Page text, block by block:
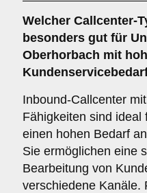
Welcher Callcenter-
besonders gut für
Oberhorbach mit
Inbound-Callcenter
Fähigkeiten sind ideal
einen hohen Bedarf
Sie ermöglichen eine
Bearbeitung von
verschiedene Kanäle.